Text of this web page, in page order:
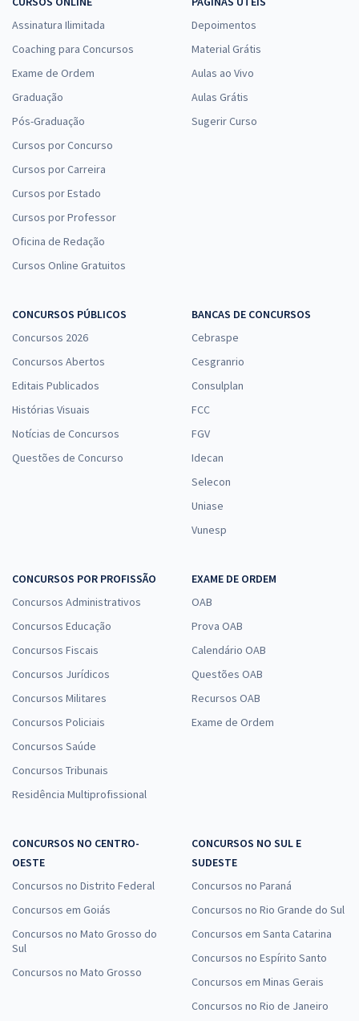
Assinatura Ilimitada
Coaching para Concursos
Exame de Ordem
Graduação
Pós-Graduação
Cursos por Concurso
Cursos por Carreira
Cursos por Estado
Cursos por Professor
Oficina de Redação
Cursos Online Gratuitos
Depoimentos
Material Grátis
Aulas ao Vivo
Aulas Grátis
Sugerir Curso
CONCURSOS PÚBLICOS
Concursos 2026
Concursos Abertos
Editais Publicados
Histórias Visuais
Notícias de Concursos
Questões de Concurso
BANCAS DE CONCURSOS
Cebraspe
Cesgranrio
Consulplan
FCC
FGV
Idecan
Selecon
Uniase
Vunesp
CONCURSOS POR PROFISSÃO
Concursos Administrativos
Concursos Educação
Concursos Fiscais
Concursos Jurídicos
Concursos Militares
Concursos Policiais
Concursos Saúde
Concursos Tribunais
Residência Multiprofissional
EXAME DE ORDEM
OAB
Prova OAB
Calendário OAB
Questões OAB
Recursos OAB
Exame de Ordem
CONCURSOS NO CENTRO-
OESTE
Concursos no Distrito Federal
Concursos em Goiás
Concursos no Mato Grosso do
Sul
Concursos no Mato Grosso
CONCURSOS NO SUL E
SUDESTE
Concursos no Paraná
Concursos no Rio Grande do Sul
Concursos em Santa Catarina
Concursos no Espírito Santo
Concursos em Minas Gerais
Concursos no Rio de Janeiro